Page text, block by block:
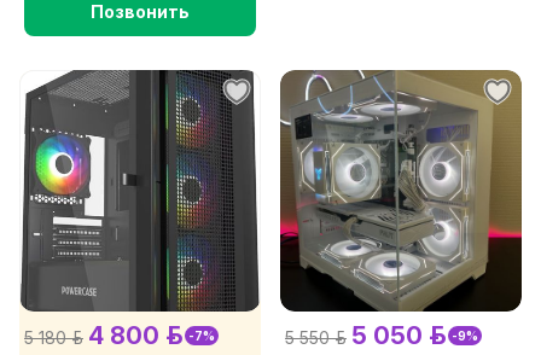
Позвонить
5 180 р. 4 800 р. -7% 5 550 р. 5 050 р. -9%